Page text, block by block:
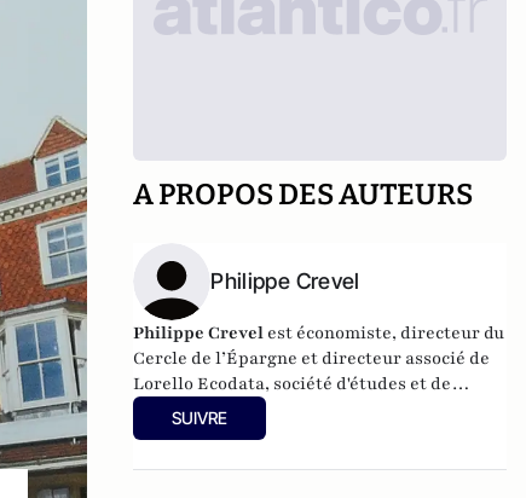
A PROPOS DES AUTEURS
Philippe Crevel
Philippe Crevel est économiste, directeur du
Cercle de l’Épargne et directeur associé de
Lorello Ecodata, société d'études et de
conseils en stratégies économiques.
SUIVRE